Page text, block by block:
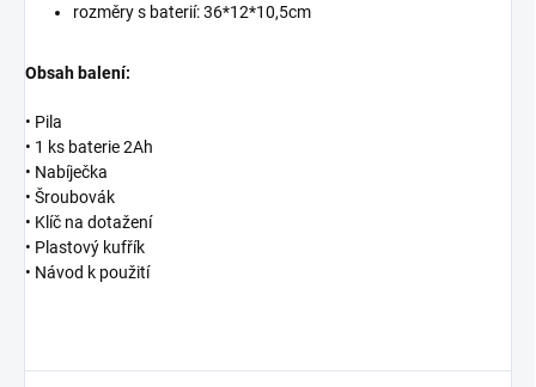
rozměry s baterií: 36*12*10,5cm
Obsah balení:
• Pila
• 1 ks baterie 2Ah
• Nabíječka
• Šroubovák
• Klíč na dotažení
• Plastový kufřík
• Návod k použití